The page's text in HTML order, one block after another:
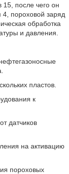
15, после чего он
пороховой заряд
обработка
и давления.
пластов.
к
датчиков
на активацию
пороховых